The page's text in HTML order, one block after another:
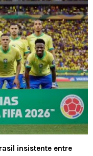
insistente entre